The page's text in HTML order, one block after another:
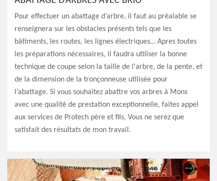
Pour effectuer un abattage d’arbre, il faut au préalable se
renseignera sur les obstacles présents tels que les
bâtiments, les routes, les lignes électriques… Apres toutes
les préparations nécessaires, il faudra utiliser la bonne
technique de coupe selon la taille de l'arbre, de la pente, et
de la dimension de la tronçonneuse utilisée pour
l’abattage. Si vous souhaitez abattre vos arbres à Mons
avec une qualité de prestation exceptionnelle, faites appel
aux services de Protech père et fils, Vous ne serez que
satisfait des résultats de mon travail.